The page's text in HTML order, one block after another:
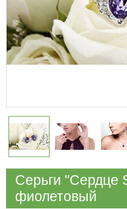
Серьги "Сердце
фиолетовый